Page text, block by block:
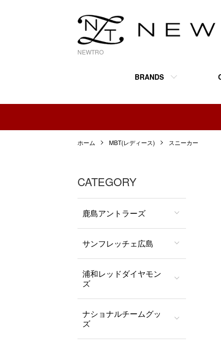
NEWTRO
BRANDS
ホーム MBT(レディース) スニーカー
CATEGORY
鹿島アントラーズ
サンフレッチェ広島
浦和レッドダイヤモン
ズ
ナショナルチームグッ
ズ